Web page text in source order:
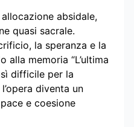
absidale,
quasi sacrale.
la speranza e la
alla memoria “L’ultima
difficile per la
diventa un
e coesione